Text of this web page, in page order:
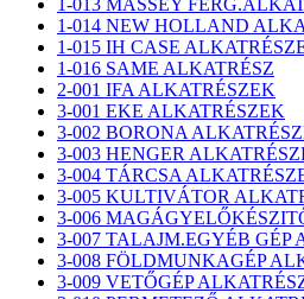
1-014 NEW HOLLAND
1-015 IH CASE
1-016 SAME ALKATRÉSZ
2-001 IFA ALKATRÉSZEK
3-001 EKE ALKATRÉSZEK
3-002 BORONA
3-003 HENGER
3-004 TÁRCSA
3-005 KULTIVÁTOR
3-006
3-007 TALAJM.EGYÉB GÉP
3-008 FÖLDMUNKAGÉP
3-009 VETŐGÉP